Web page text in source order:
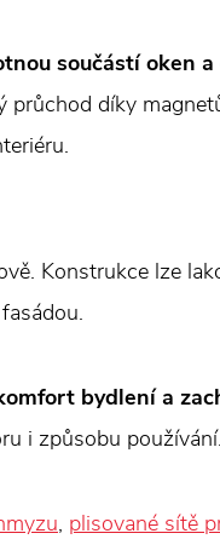
součástí oken a
díky
Konstrukce lze
bydlení a
i způsobu používání.
, plisované sítě